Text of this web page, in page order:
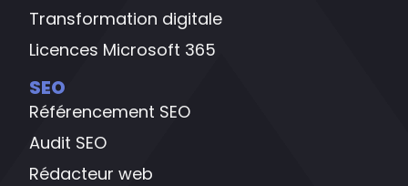
Transformation digitale
Licences Microsoft 365
SEO
Référencement SEO
Audit SEO
Rédacteur web